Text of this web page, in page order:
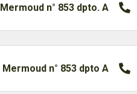
n° 853 dpto. A
Mermoud n° 853 dpto A